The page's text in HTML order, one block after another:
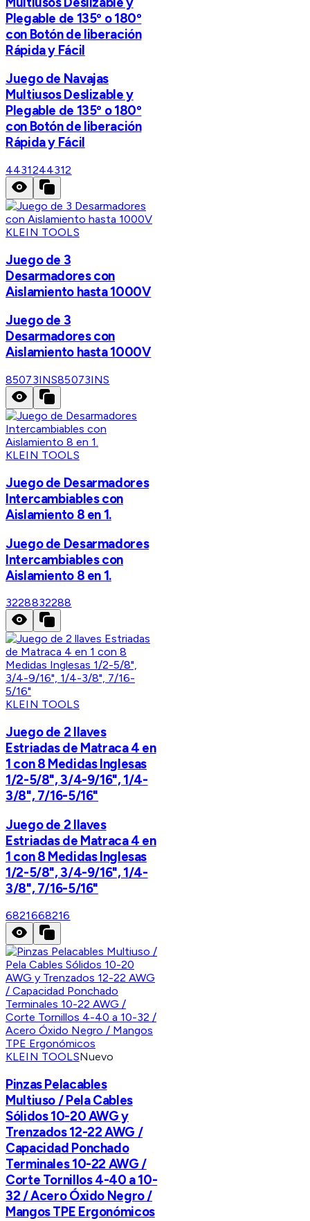
Plegable de 135º o 180º
con Botón de liberación
Rápida y Fácil
Juego de Navajas
Multiusos Deslizable y
Plegable de 135º o 180º
con Botón de liberación
Rápida y Fácil
4431244312
KLEIN TOOLS
Juego de 3
Desarmadores con
Aislamiento hasta 1000V
Juego de 3
Desarmadores con
Aislamiento hasta 1000V
85073INS85073INS
KLEIN TOOLS
Juego de Desarmadores
Intercambiables con
Aislamiento 8 en 1.
Juego de Desarmadores
Intercambiables con
Aislamiento 8 en 1.
3228832288
KLEIN TOOLS
Juego de 2 llaves
Estriadas de Matraca 4 en
1 con 8 Medidas Inglesas
1/2-5/8", 3/4-9/16", 1/4-
3/8", 7/16-5/16"
Juego de 2 llaves
Estriadas de Matraca 4 en
1 con 8 Medidas Inglesas
1/2-5/8", 3/4-9/16", 1/4-
3/8", 7/16-5/16"
6821668216
KLEIN TOOLSNuevo
Pinzas Pelacables
Multiuso / Pela Cables
Sólidos 10-20 AWG y
Trenzados 12-22 AWG /
Capacidad Ponchado
Terminales 10-22 AWG /
Corte Tornillos 4-40 a 10-
32 / Acero Óxido Negro /
Mangos TPE Ergonómicos